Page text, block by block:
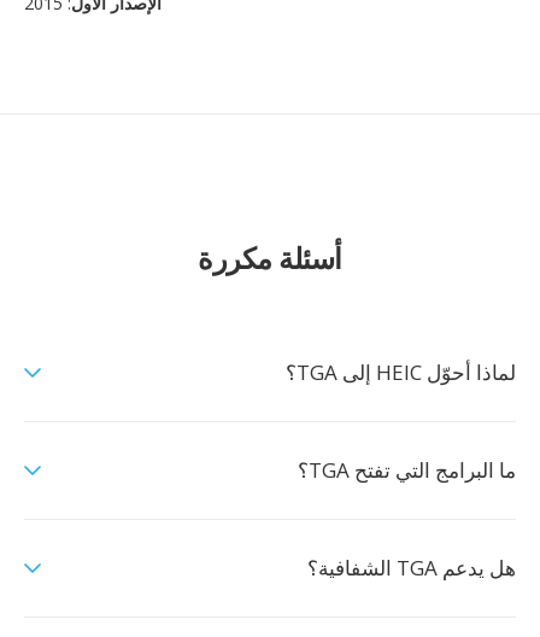
أسئلة مكررة
لماذا أحوّل HEIC إلى TGA؟
ما البرامج التي تفتح TGA؟
هل يدعم TGA الشفافية؟